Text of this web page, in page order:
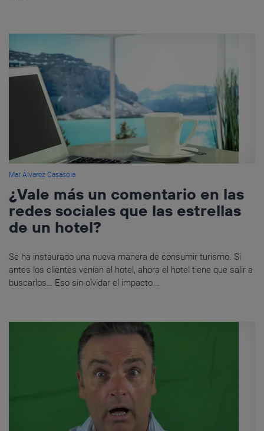
Mar Álvarez Casasola
¿Vale más un comentario en las
redes sociales que las estrellas
de un hotel?
Se ha instaurado una nueva manera de consumir turismo. Si
antes los clientes venían al hotel, ahora el hotel tiene que salir a
buscarlos… Eso sin olvidar el impacto...